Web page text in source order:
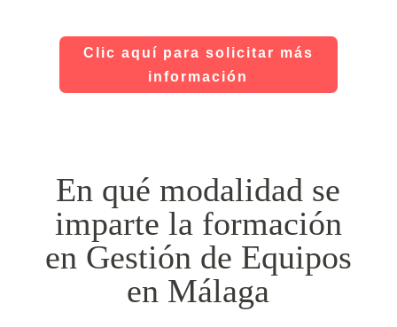
Clic aquí para solicitar más
información
En qué modalidad se
imparte la formación
en Gestión de Equipos
en Málaga